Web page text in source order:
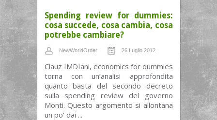
Spending review for dummies:
cosa succede, cosa cambia, cosa
potrebbe cambiare?
NewWorldOrder 26 Luglio 2012
Ciauz IMDIani, economics for dummies
torna con un’analisi approfondita
quanto basta del secondo decreto
sulla spending review del governo
Monti. Questo argomento si allontana
un po’ dai ...